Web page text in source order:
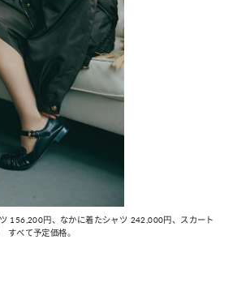
156,200円、なかに着たシャツ 242,000円、スカート
すべて予定価格。